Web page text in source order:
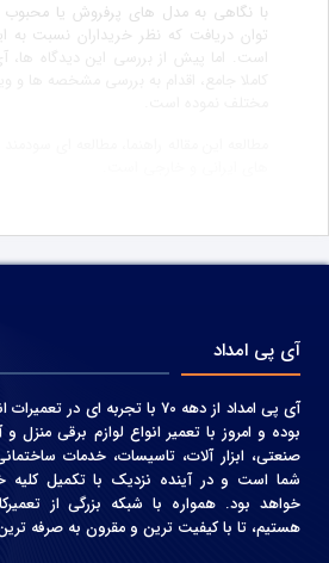
با نگاهی به مدل های پرفروش یا محبوب
توان دریافت که نظر خریداران نسبت به
است. اما پیش از بررسی این دیدگاه ها،
آی پی امداد
آی پی امداد از دهه 70 با تجربه ای
بوده و امروز با تعمیر انواع لوازم برقی
صنعتی، ابزار آلات، تاسیسات، خدمات
شما است و در آینده نزدیک با تکمیل کلیه
خواهد بود. همواره با شبکه بزرگی از
هستیم، تا با کیفیت ترین و مقرون به صرفه